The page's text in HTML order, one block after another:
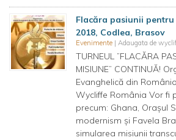
Flacăra pasiunii
2018, Codlea, Brasov
Evenimente | Adaugata de
TURNEUL ”FLACĂRA
MISIUNE” CONTINUĂ!
Evanghelică din
Wycliffe România Vor fi
precum: Ghana, Orașul
modernism și Favela
simularea misiunii